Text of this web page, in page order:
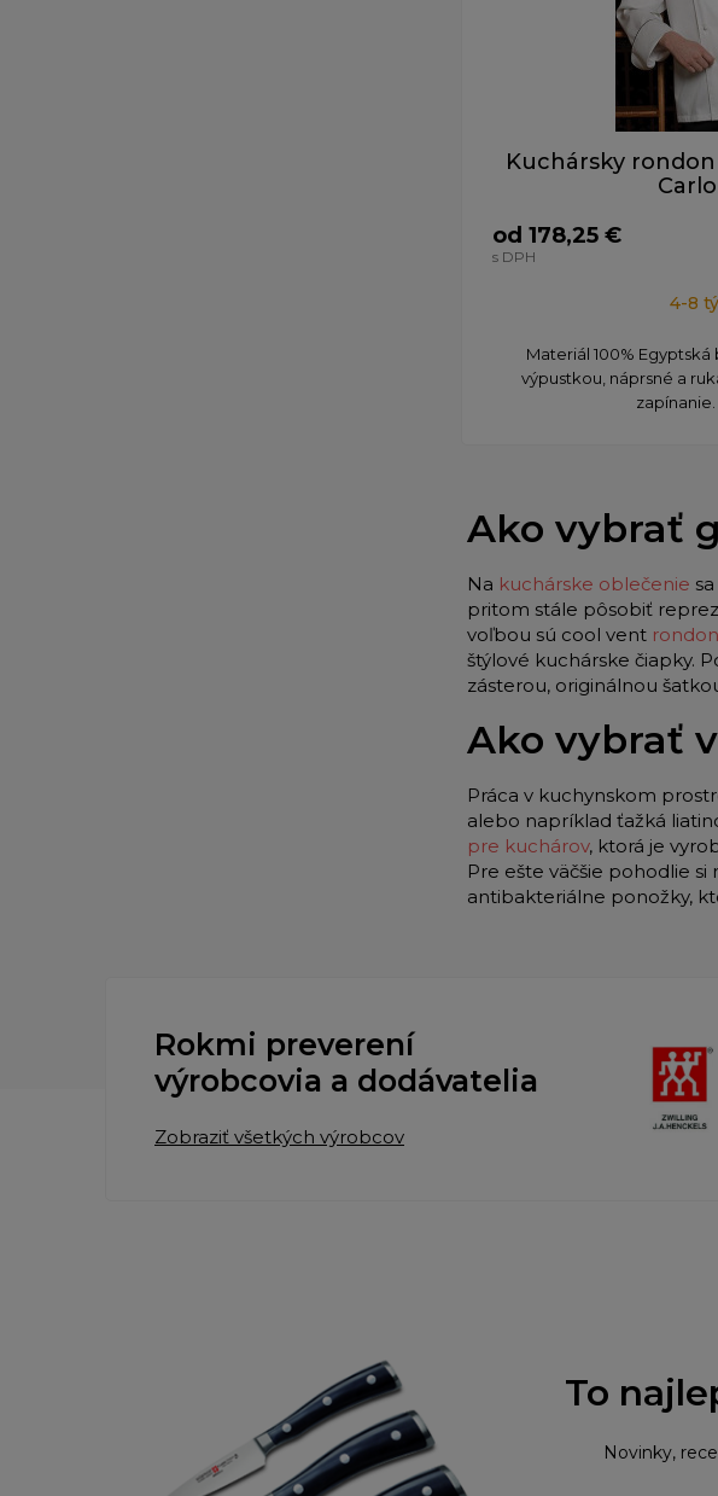
Kuchársky
od 178,25 €
s DPH
4-8
Materiál 100%
výpustkou, náprsné a
Ako vybrať
Na kuchárske oblečenie
pritom stále pôsobiť
voľbou sú cool vent
štýlové kuchárske čiapky.
zásterou, originálnou
Ako vybrať
Práca v kuchynskom
alebo napríklad ťažká
pre kuchárov, ktorá je
Pre ešte väčšie pohodlie
antibakteriálne ponožky,
Rokmi preverení
výrobcovia a dodávatelia
Zobraziť všetkých výrobcov
To
Novinky,